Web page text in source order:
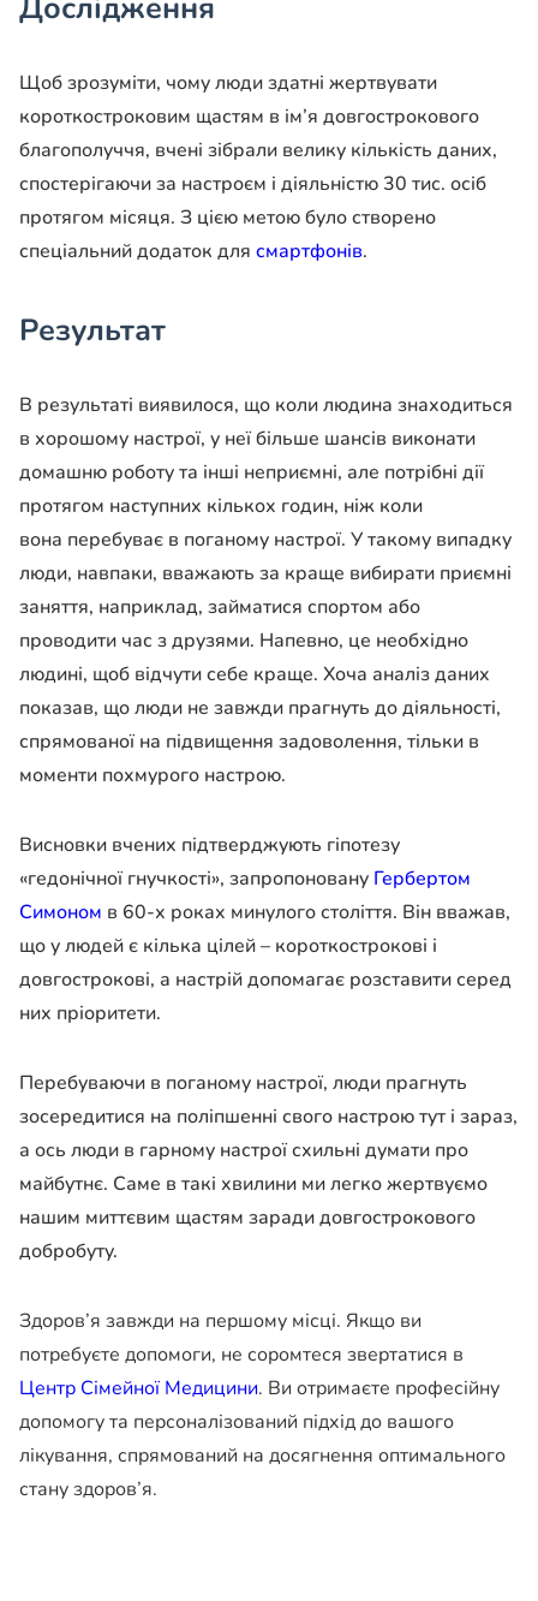
Дослідження
Щоб зрозуміти, чому люди здатні жертвувати
короткостроковим щастям в ім’я довгострокового
благополуччя, вчені зібрали велику кількість даних,
спостерігаючи за настроєм і діяльністю 30 тис. осіб
протягом місяця. З цією метою було створено
спеціальний додаток для смартфонів.
Результат
В результаті виявилося, що коли людина знаходиться
в хорошому настрої, у неї більше шансів виконати
домашню роботу та інші неприємні, але потрібні дії
протягом наступних кількох годин, ніж коли
вона перебуває в поганому настрої. У такому випадку
люди, навпаки, вважають за краще вибирати приємні
заняття, наприклад, займатися спортом або
проводити час з друзями. Напевно, це необхідно
людині, щоб відчути себе краще. Хоча аналіз даних
показав, що люди не завжди прагнуть до діяльності,
спрямованої на підвищення задоволення, тільки в
моменти похмурого настрою.
Висновки вчених підтверджують гіпотезу
«гедонічної гнучкості», запропоновану Гербертом
Симоном в 60-х роках минулого століття. Він вважав,
що у людей є кілька цілей – короткострокові і
довгострокові, а настрій допомагає розставити серед
них пріоритети.
Перебуваючи в поганому настрої, люди прагнуть
зосередитися на поліпшенні свого настрою тут і зараз,
а ось люди в гарному настрої схильні думати про
майбутнє. Саме в такі хвилини ми легко жертвуємо
нашим миттєвим щастям заради довгострокового
добробуту.
Здоров’я завжди на першому місці. Якщо ви
потребуєте допомоги, не соромтеся звертатися в
Центр Сімейної Медицини. Ви отримаєте професійну
допомогу та персоналізований підхід до вашого
лікування, спрямований на досягнення оптимального
стану здоров’я.